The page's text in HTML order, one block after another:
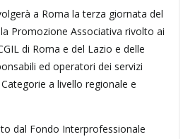
a Roma la terza giornata del
Promozione Associativa rivolto ai
di Roma e del Lazio e delle
ed operatori dei servizi
a livello regionale e
dal Fondo Interprofessionale